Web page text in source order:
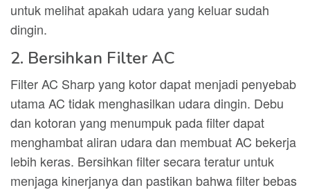
untuk melihat apakah udara yang keluar sudah
dingin.
2. Bersihkan Filter AC
Filter AC Sharp yang kotor dapat menjadi penyebab
utama AC tidak menghasilkan udara dingin. Debu
dan kotoran yang menumpuk pada filter dapat
menghambat aliran udara dan membuat AC bekerja
lebih keras. Bersihkan filter secara teratur untuk
menjaga kinerjanya dan pastikan bahwa filter bebas